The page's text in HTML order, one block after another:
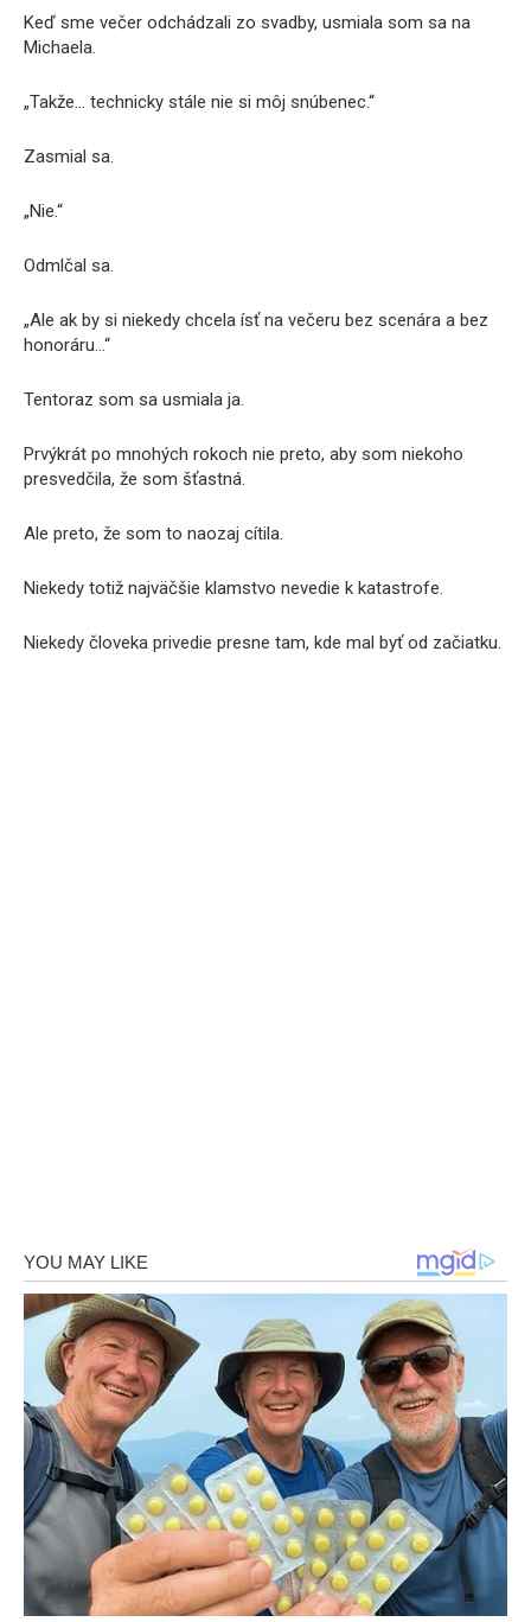
Keď sme večer odchádzali zo svadby, usmiala som sa na
Michaela.
„Takže… technicky stále nie si môj snúbenec.“
Zasmial sa.
„Nie.“
Odmlčal sa.
„Ale ak by si niekedy chcela ísť na večeru bez scenára a bez
honoráru…“
Tentoraz som sa usmiala ja.
Prvýkrát po mnohých rokoch nie preto, aby som niekoho
presvedčila, že som šťastná.
Ale preto, že som to naozaj cítila.
Niekedy totiž najväčšie klamstvo nevedie k katastrofe.
Niekedy človeka privedie presne tam, kde mal byť od začiatku.